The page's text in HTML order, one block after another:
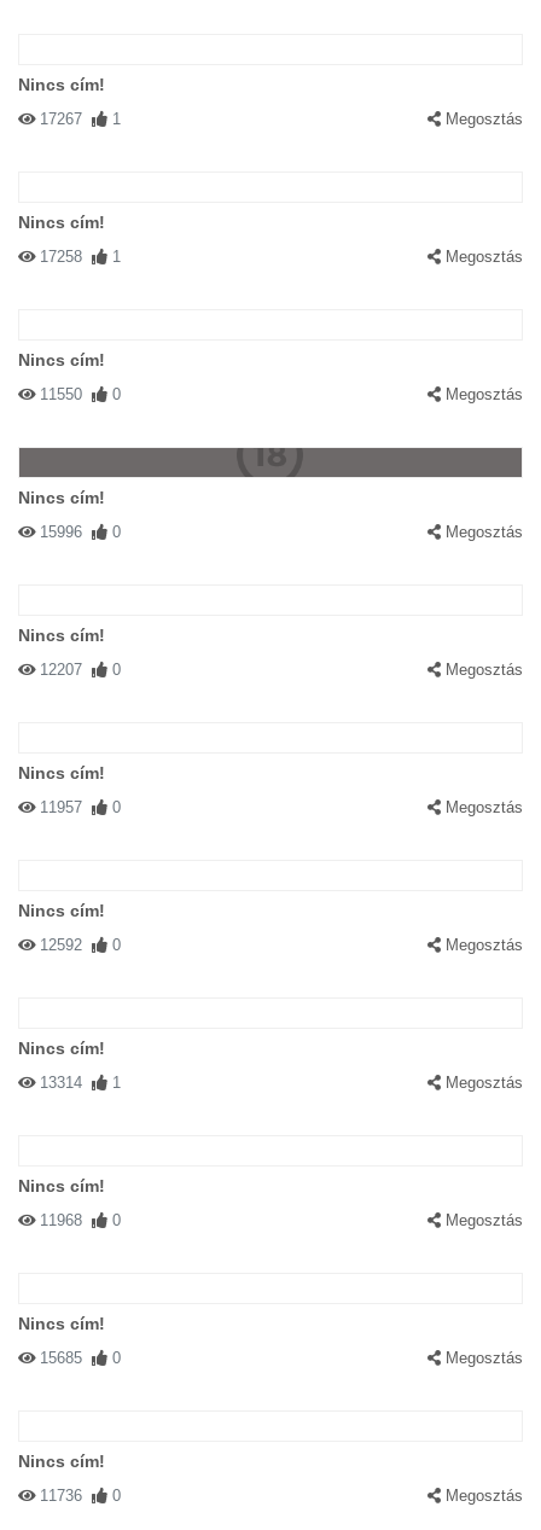
Nincs cím!
17267 1 Megosztás
Nincs cím!
17258 1 Megosztás
Nincs cím!
11550 0 Megosztás
Nincs cím!
15996 0 Megosztás
Nincs cím!
12207 0 Megosztás
Nincs cím!
11957 0 Megosztás
Nincs cím!
12592 0 Megosztás
Nincs cím!
13314 1 Megosztás
Nincs cím!
11968 0 Megosztás
Nincs cím!
15685 0 Megosztás
Nincs cím!
11736 0 Megosztás